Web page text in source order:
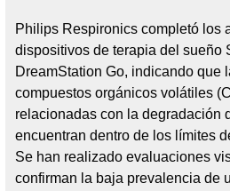
Philips Respironics completó los
dispositivos de terapia del sueño
DreamStation Go, indicando que
compuestos orgánicos volátiles
relacionadas con la degradación
encuentran dentro de los límites
Se han realizado evaluaciones
confirman la baja prevalencia de